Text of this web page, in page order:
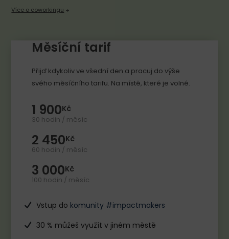
Více o coworkingu
Měsíční tarif
Přijď kdykoliv ve všední den a pracuj do výše
svého měsíčního tarifu. Na místě, které je volné.
1 900Kč
30 hodin / měsíc
2 450Kč
60 hodin / měsíc
3 000Kč
100 hodin / měsíc
Vstup do komunity #impactmakers
30 % můžeš využít v jiném městě